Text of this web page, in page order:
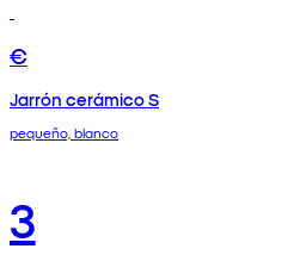
€
Jarrón cerámico S
pequeño, blanco
3